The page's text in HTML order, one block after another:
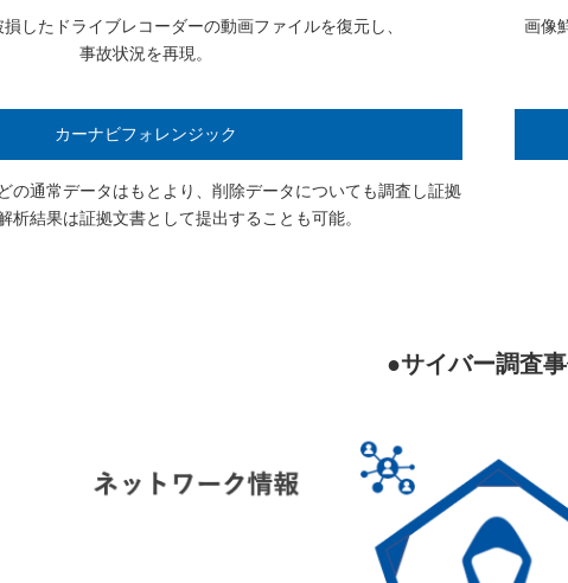
したドライブレコーダーの動画ファイルを復元し、
事故状況を再現。
画像
カーナビフォレンジック
の通常データはもとより、削除データについても調査し証拠
析結果は証拠文書として提出することも可能。
●サイバー調査